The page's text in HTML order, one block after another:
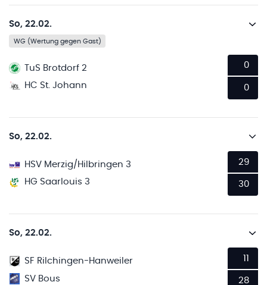
So, 22.02.
WG (Wertung gegen Gast)
TuS Brotdorf 2
HC St. Johann
0
0
So, 22.02.
HSV Merzig/Hilbringen 3
HG Saarlouis 3
29
30
So, 22.02.
SF Rilchingen-Hanweiler
SV Bous
28